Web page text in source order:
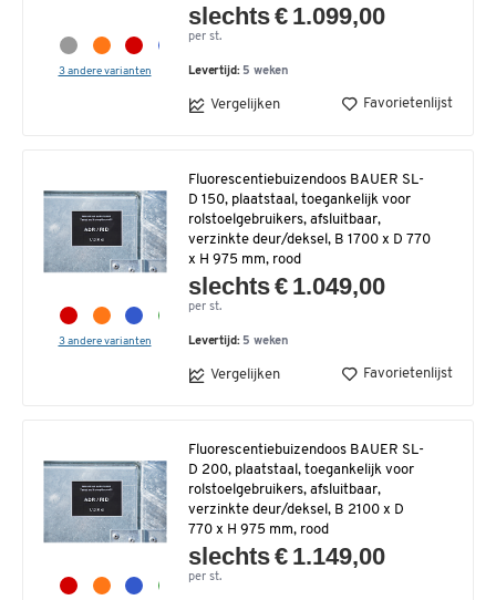
3 andere varianten
slechts € 1.099,00
per st.
Levertijd: 5 weken
Vergelijken Favorietenlijst
3 andere varianten
Fluorescentiebuizendoos BAUER SL-
D 150, plaatstaal, toegankelijk voor
rolstoelgebruikers, afsluitbaar,
verzinkte deur/deksel, B 1700 x D 770
x H 975 mm, rood
slechts € 1.049,00
per st.
Levertijd: 5 weken
Vergelijken Favorietenlijst
Fluorescentiebuizendoos BAUER SL-
D 200, plaatstaal, toegankelijk voor
rolstoelgebruikers, afsluitbaar,
verzinkte deur/deksel, B 2100 x D
770 x H 975 mm, rood
slechts € 1.149,00
per st.